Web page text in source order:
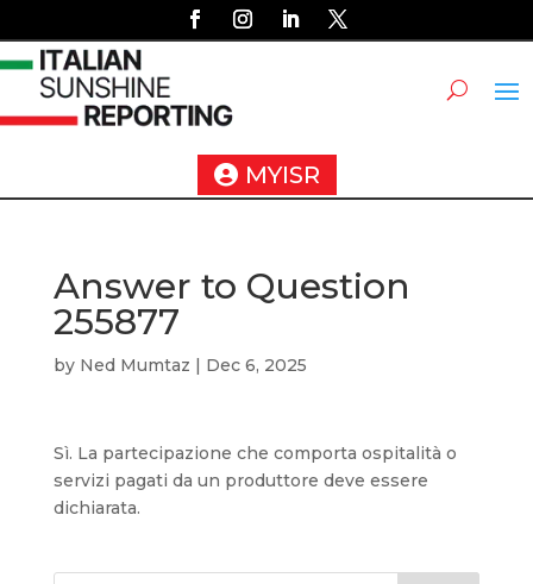
MYISR
Answer to Question
255877
by Ned Mumtaz | Dec 6, 2025
Sì. La partecipazione che comporta ospitalità o
servizi pagati da un produttore deve essere
dichiarata.